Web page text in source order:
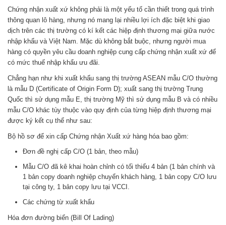
Chứng nhận xuất xứ không phải là một yếu tố cần thiết trong quá trình
thông quan lô hàng, nhưng nó mang lại nhiều lợi ích đặc biệt khi giao
dịch trên các thị trường có kí kết các hiệp định thương mại giữa nước
nhập khẩu và Việt Nam. Mặc dù không bắt buộc, nhưng người mua
hàng có quyền yêu cầu doanh nghiệp cung cấp chứng nhận xuất xứ để
có mức thuế nhập khẩu ưu đãi.
Chẳng hạn như khi xuất khẩu sang thị trường ASEAN mẫu C/O thường
là mẫu D (Certificate of Origin Form D); xuất sang thị trường Trung
Quốc thì sử dụng mẫu E, thị trường Mỹ thì sử dụng mẫu B và có nhiều
mẫu C/O khác tùy thuộc vào quy định của từng hiệp định thương mại
được ký kết cụ thể như sau:
Bộ hồ sơ để xin cấp Chứng nhận Xuất xứ hàng hóa bao gồm:
Ðơn đề nghị cấp C/O (1 bản, theo mẫu)
Mẫu C/O đã kê khai hoàn chỉnh có tối thiểu 4 bản (1 bản chính và
1 bản copy doanh nghiệp chuyển khách hàng, 1 bản copy C/O lưu
tại công ty, 1 bản copy lưu tại VCCI.
Các chứng từ xuất khẩu
Hóa đơn đường biển (Bill Of Lading)